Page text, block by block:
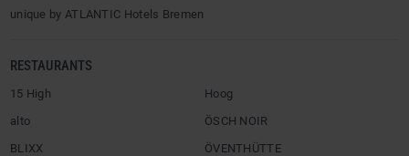
unique by ATLANTIC Hotels Bremen
RESTAURANTS
15 High
alto
BLIXX
Hoog
ÖSCH NOIR
ÖVENTHÜTTE